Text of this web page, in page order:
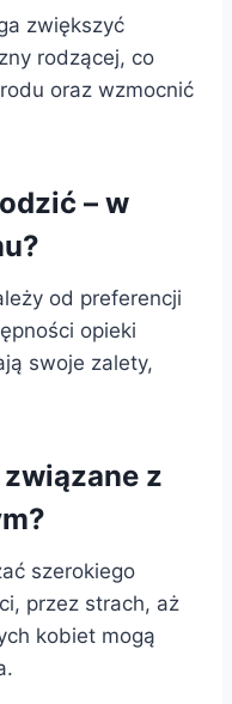
zwiększyć
rodzącej, co
oraz wzmocnić
– w
od preferencji
opieki
swoje zalety,
z
szerokiego
przez strach, aż
kobiet mogą